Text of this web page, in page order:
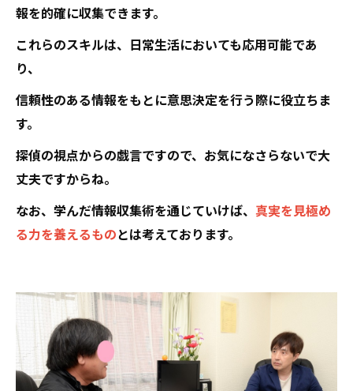
報を的確に収集できます。
これらのスキルは、日常生活においても応用可能であ
り、
信頼性のある情報をもとに意思決定を行う際に役立ちま
す。
探偵の視点からの戯言ですので、お気になさらないで大
丈夫ですからね。
なお、学んだ情報収集術を通じていけば、 真実を見極め
る力を養えるものとは考えております。